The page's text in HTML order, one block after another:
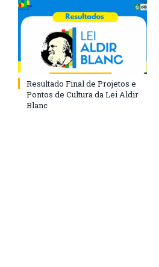
Resultado Final de Projetos e
Pontos de Cultura da Lei Aldir
Blanc